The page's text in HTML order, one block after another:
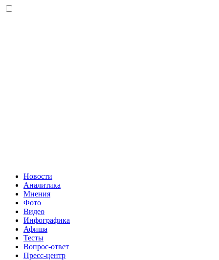
Новости
Аналитика
Мнения
Фото
Видео
Инфографика
Афиша
Тесты
Вопрос-ответ
Пресс-центр